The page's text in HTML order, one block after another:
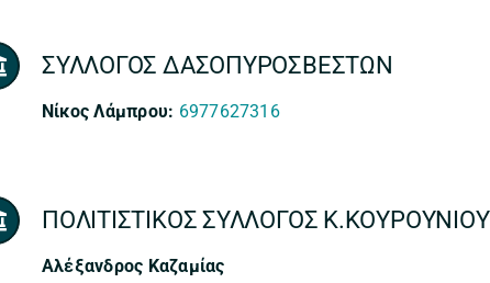
ΣΥΛΛΟΓΟΣ ΔΑΣΟΠΥΡΟΣΒΕΣΤΩΝ
Νίκος Λάμπρου: 6977627316
ΠΟΛΙΤΙΣΤΙΚΟΣ ΣΥΛΛΟΓΟΣ Κ.ΚΟΥΡΟΥΝΙΟΥ
Αλέξανδρος Καζαμίας